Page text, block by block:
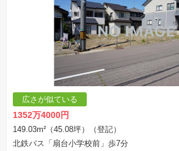
広さが似ている
1352万4000円
149.03m²（45.08坪）（登記）
北鉄バス「扇台小学校前」歩7分